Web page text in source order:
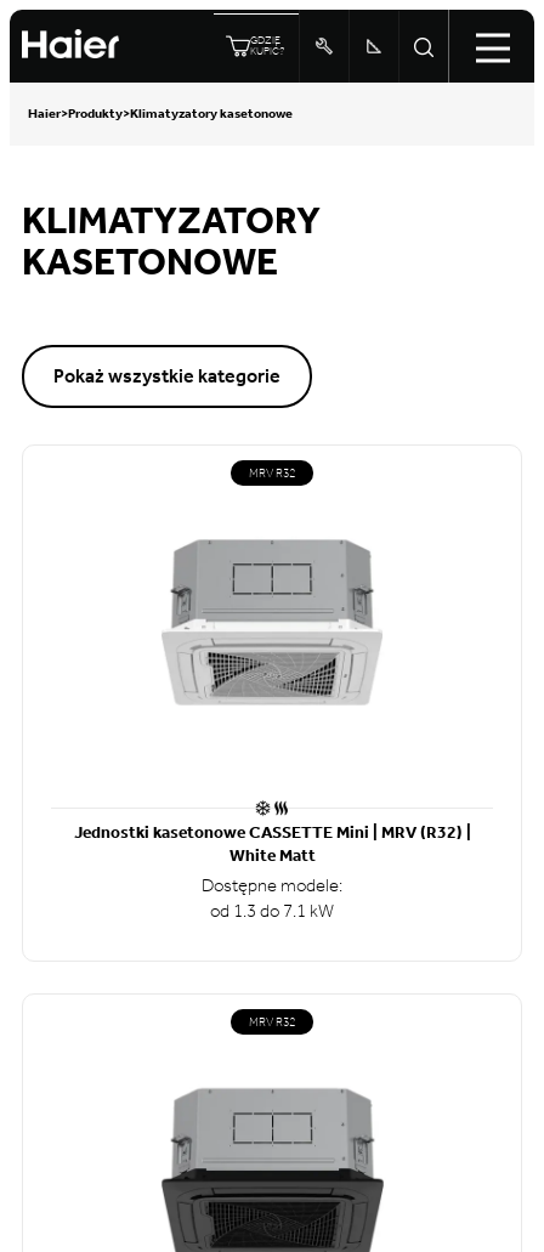
GDZIE
KUPIĆ?
Haier>Produkty>Klimatyzatory kasetonowe
KLIMATYZATORY
KASETONOWE
Pokaż wszystkie kategorie
MRV R32
Jednostki kasetonowe CASSETTE Mini | MRV (R32) |
White Matt
Dostępne modele:
od 1.3 do 7.1 kW
MRV R32